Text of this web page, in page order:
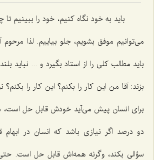
باید به خود نگاه کنیم، خود را ببینیم
می‌توانیم موفق بشویم، جلو بیاییم. لذا مرحوم
باید مطالب کلی را از استاد بگیرد و ... نباید
بزند: آقا من این کار را بکنم؟ این کار را
برای انسان پیش می‌آید خودش قابل حل است،
دو درصد اگر نیازی باشد که انسان در ابهام
سؤالی بکند، وگرنه همه‌اش قابل حل است.